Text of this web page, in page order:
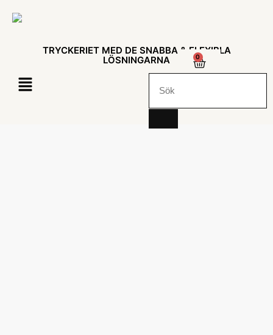
TRYCKERIET MED DE SNABBA & FLEXIBLA
LÖSNINGARNA
0